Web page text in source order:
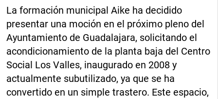
La formación municipal Aike ha decidido
presentar una moción en el próximo pleno del
Ayuntamiento de Guadalajara, solicitando el
acondicionamiento de la planta baja del Centro
Social Los Valles, inaugurado en 2008 y
actualmente subutilizado, ya que se ha
convertido en un simple trastero. Este espacio,